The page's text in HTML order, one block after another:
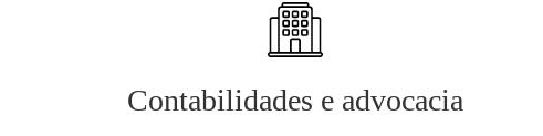
Contabilidades e advocacia